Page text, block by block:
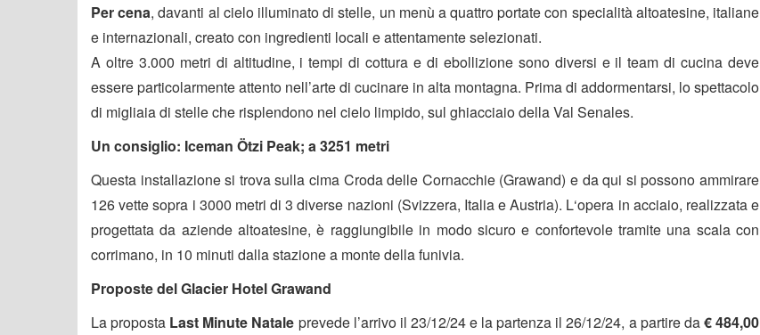
Per cena, davanti al cielo illuminato di stelle, un menù a quattro portate con specialità altoatesine, italiane
e internazionali, creato con ingredienti locali e attentamente selezionati.
A oltre 3.000 metri di altitudine, i tempi di cottura e di ebollizione sono diversi e il team di cucina deve
essere particolarmente attento nell’arte di cucinare in alta montagna. Prima di addormentarsi, lo spettacolo
di migliaia di stelle che risplendono nel cielo limpido, sul ghiacciaio della Val Senales.
Un consiglio: Iceman Ötzi Peak; a 3251 metri
Questa installazione si trova sulla cima Croda delle Cornacchie (Grawand) e da qui si possono ammirare
126 vette sopra i 3000 metri di 3 diverse nazioni (Svizzera, Italia e Austria). L‘opera in acciaio, realizzata e
progettata da aziende altoatesine, è raggiungibile in modo sicuro e confortevole tramite una scala con
corrimano, in 10 minuti dalla stazione a monte della funivia.
Proposte del Glacier Hotel Grawand
La proposta Last Minute Natale prevede l’arrivo il 23/12/24 e la partenza il 26/12/24, a partire da€ 484,00